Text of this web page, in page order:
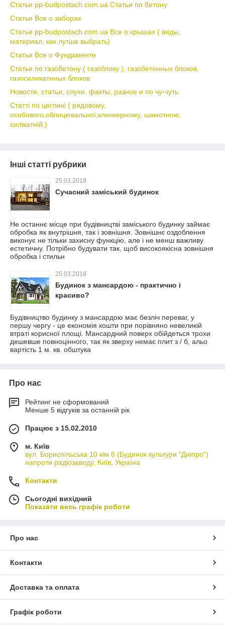
Статьи pp-budpostach.com.ua Статьи по бетону
Статьи Все о заборах
Статьи pp-budpostach.com.ua Все о крышах ( виды,
материал, как лутше выбрать)
Статьи Все о Фундаменте
Статьи по газобетону ( газоблоку ), газобетонных блоков,
газосиликатнных блоков
Новости, статьи, слухи, факты, разное и по чу-чуть
Статті по цеглині ( рядовому,
особового,облицювальної,клинкерному, шамотною,
силікатній,)
Інші статті рубрики
25.03.2018
Сучасний заміський будинок
Не останнє місце при будівництві заміського будинку займає
обробка як внутрішня, так і зовнішня. Зовнішнє оздоблення
виконує не тільки захисну функцію, але і не менш важливу
естетичну. Потрібно будувати так, щоб високоякісна зовнішня
обробка і стильн
25.03.2018
Будинок з мансардою - практично і
красиво?
Будівництво будинку з мансардою має безліч переваг, у
першу чергу - це економія кошти при порівняно невеликій
втраті корисної площі. Мансардний поверх обійдеться трохи
дешевше повноцінного, так як зверху немає плит з / б, альо
вартість 1 м. кв. обштука
Про нас
Рейтинг не сформований
Менше 5 відгуків за останній рік
Працює з 15.02.2010
м. Київ
вул. Бориспільська 10 кім 6 (Будинок культури "Дніпро")
напроти радіозаводу, Київ, Україна
Контакти
Сьогодні вихідний
Показати весь графік роботи
Про нас
Контакти
Доставка та оплата
Графік роботи